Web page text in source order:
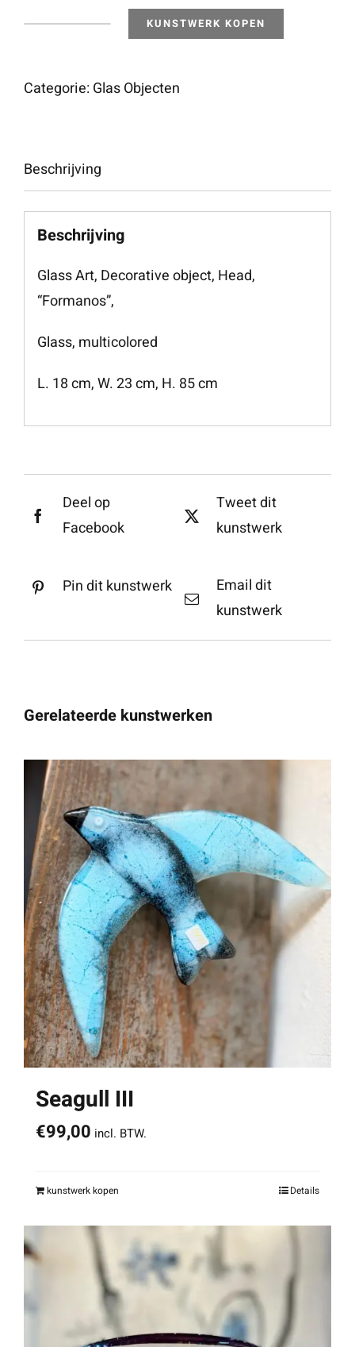
Decorative
-
Formanos
aantal
KUNSTWERK KOPEN
Categorie:Glas Objecten
Beschrijving
Beschrijving
Glass Art, Decorative object, Head,
“Formanos”,
Glass, multicolored
L. 18 cm, W. 23 cm, H. 85 cm
Deel op
Facebook
Tweet dit
kunstwerk
Pin dit kunstwerk
Email dit
kunstwerk
Gerelateerde kunstwerken
Seagull III
€99,00 incl. BTW.
kunstwerk kopen Details